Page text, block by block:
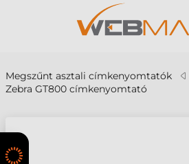
Megszűnt asztali címkenyomtatók
Zebra GT800 címkenyomtató